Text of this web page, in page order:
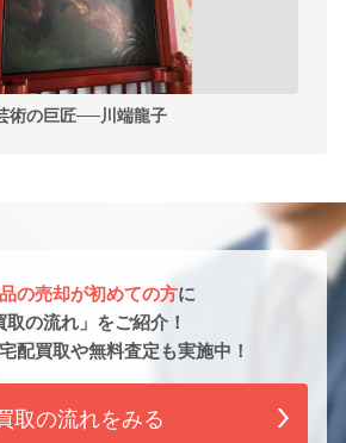
術の巨匠──川端龍子
の売却が初めての方に
取の流れ」をご紹介！
配買取や無料査定も実施中！
取の流れをみる